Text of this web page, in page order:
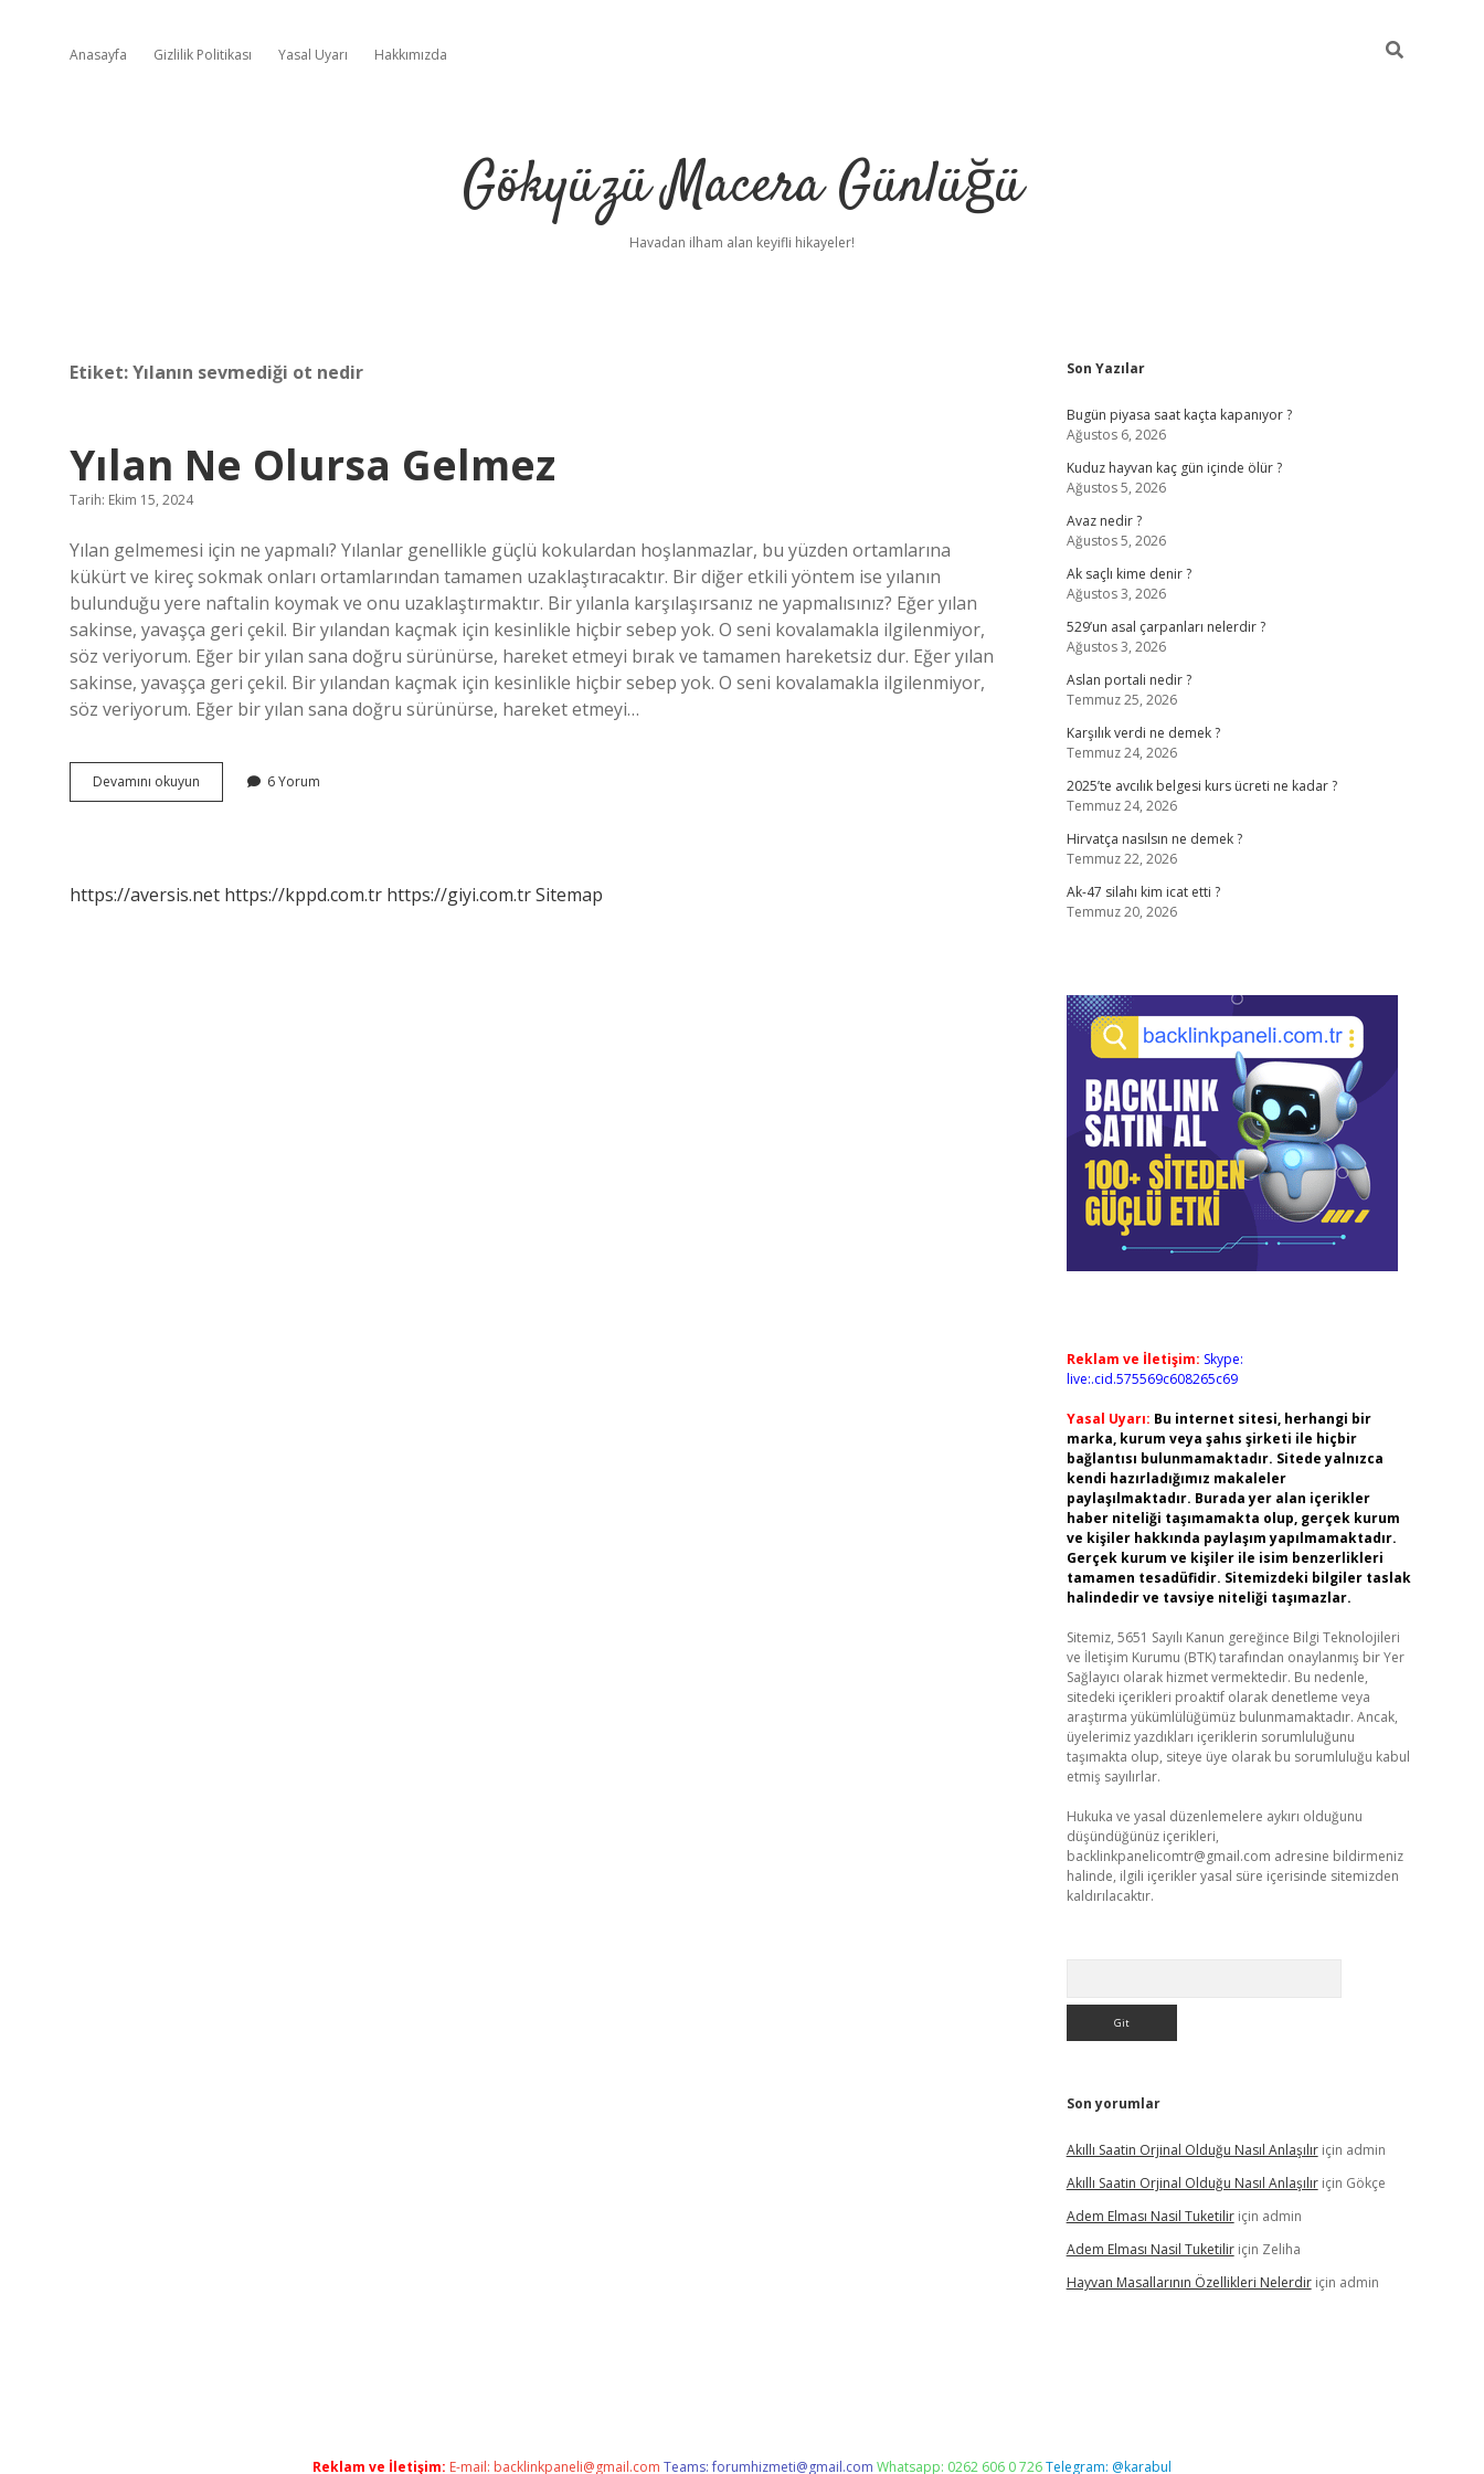
Anasayfa Gizlilik Politikası Yasal Uyarı Hakkımızda
Gökyüzü Macera Günlüğü
Havadan ilham alan keyifli hikayeler!
Etiket:Yılanın sevmediği ot nedir
Yılan Ne Olursa Gelmez
Tarih: Ekim 15, 2024
Yılan gelmemesi için ne yapmalı? Yılanlar genellikle güçlü kokulardan hoşlanmazlar, bu yüzden ortamlarına
kükürt ve kireç sokmak onları ortamlarından tamamen uzaklaştıracaktır. Bir diğer etkili yöntem ise yılanın
bulunduğu yere naftalin koymak ve onu uzaklaştırmaktır. Bir yılanla karşılaşırsanız ne yapmalısınız? Eğer yılan
sakinse, yavaşça geri çekil. Bir yılandan kaçmak için kesinlikle hiçbir sebep yok. O seni kovalamakla ilgilenmiyor,
söz veriyorum. Eğer bir yılan sana doğru sürünürse, hareket etmeyi bırak ve tamamen hareketsiz dur. Eğer yılan
sakinse, yavaşça geri çekil. Bir yılandan kaçmak için kesinlikle hiçbir sebep yok. O seni kovalamakla ilgilenmiyor,
söz veriyorum. Eğer bir yılan sana doğru sürünürse, hareket etmeyi…
Devamını okuyun
Ne
6 Yorum
https://aversis.net https://kppd.com.tr https://giyi.com.trSitemap
Sidebar
Son Yazılar
Bugün piyasa saat kaçta kapanıyor ?
Ağustos 6, 2026
Kuduz hayvan kaç gün içinde ölür ?
Ağustos 5, 2026
Avaz nedir ?
Ağustos 5, 2026
Ak saçlı kime denir ?
Ağustos 3, 2026
529’un asal çarpanları nelerdir ?
Ağustos 3, 2026
Aslan portali nedir ?
Temmuz 25, 2026
Karşılık verdi ne demek ?
Temmuz 24, 2026
2025’te avcılık belgesi kurs ücreti ne kadar ?
Temmuz 24, 2026
Hirvatça nasılsın ne demek ?
Temmuz 22, 2026
Ak-47 silahı kim icat etti ?
Temmuz 20, 2026
Reklam ve İletişim: Skype:
live:.cid.575569c608265c69
Yasal Uyarı: Bu internet sitesi, herhangi bir
marka, kurum veya şahıs şirketi ile hiçbir
bağlantısı bulunmamaktadır. Sitede yalnızca
kendi hazırladığımız makaleler
paylaşılmaktadır. Burada yer alan içerikler
haber niteliği taşımamakta olup, gerçek kurum
ve kişiler hakkında paylaşım yapılmamaktadır.
Gerçek kurum ve kişiler ile isim benzerlikleri
tamamen tesadüfidir. Sitemizdeki bilgiler taslak
halindedir ve tavsiye niteliği taşımazlar.
Sitemiz, 5651 Sayılı Kanun gereğince Bilgi Teknolojileri
ve İletişim Kurumu (BTK) tarafından onaylanmış bir Yer
Sağlayıcı olarak hizmet vermektedir. Bu nedenle,
sitedeki içerikleri proaktif olarak denetleme veya
araştırma yükümlülüğümüz bulunmamaktadır. Ancak,
üyelerimiz yazdıkları içeriklerin sorumluluğunu
taşımakta olup, siteye üye olarak bu sorumluluğu kabul
etmiş sayılırlar.
Hukuka ve yasal düzenlemelere aykırı olduğunu
düşündüğünüz içerikleri,
backlinkpanelicomtr@gmail.com adresine bildirmeniz
halinde, ilgili içerikler yasal süre içerisinde sitemizden
kaldırılacaktır.
Son yorumlar
Akıllı Saatin Orjinal Olduğu Nasıl Anlaşılıriçin admin
Akıllı Saatin Orjinal Olduğu Nasıl Anlaşılıriçin Gökçe
Adem Elması Nasil Tuketiliriçin admin
Adem Elması Nasil Tuketiliriçin Zeliha
Hayvan Masallarının Özellikleri Nelerdiriçin admin
Reklam ve İletişim: E-mail: backlinkpaneli@gmail.com Teams:forumhizmeti@gmail.com Whatsapp: 0262 606 0 726Telegram: @karabul